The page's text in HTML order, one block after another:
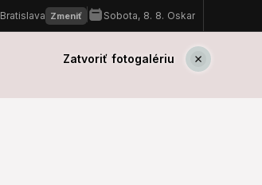
Zatvoriť fotogalériu